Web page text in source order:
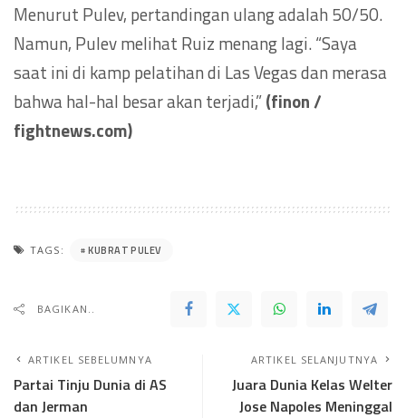
Menurut Pulev, pertandingan ulang adalah 50/50.
Namun, Pulev melihat Ruiz menang lagi. “Saya
saat ini di kamp pelatihan di Las Vegas dan merasa
bahwa hal-hal besar akan terjadi,”(finon /
fightnews.com)
TAGS: KUBRAT PULEV
BAGIKAN..
ARTIKEL SEBELUMNYA
Partai Tinju Dunia di AS
dan Jerman
ARTIKEL SELANJUTNYA
Juara Dunia Kelas Welter
Jose Napoles Meninggal